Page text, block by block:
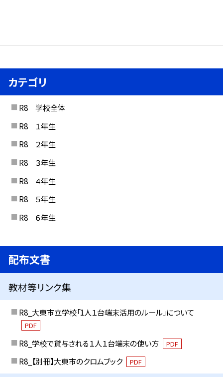
カテゴリ
R8 学校全体
R8 １年生
R8 ２年生
R8 ３年生
R8 ４年生
R8 ５年生
R8 ６年生
配布文書
教材等リンク集
R8_大東市立学校「1人１台端末活用のルール」について
PDF
R8_学校で貸与される１人１台端末の使い方 PDF
R8_【別冊】大東市のクロムブック PDF